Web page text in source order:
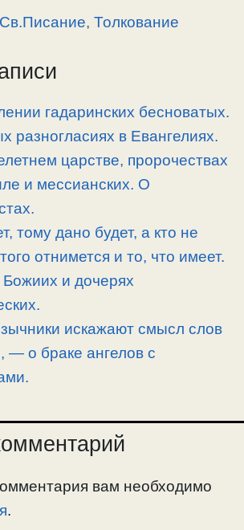
п
а
,Толкование
гадаринских бесноватых.
разногласиях в Евангелиях.
царстве, пророчествах
и мессианских. О
тому дано будет, а кто не
отнимется и то, что имеет.
и дочерях
искажают смысл слов
— о браке ангелов с
вам необходимо
.